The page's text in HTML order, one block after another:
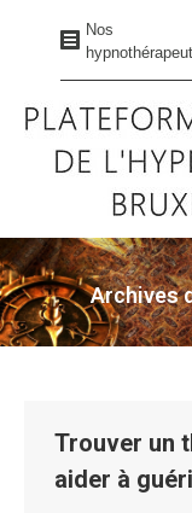
Nos
Archives
Trouver un
aider à